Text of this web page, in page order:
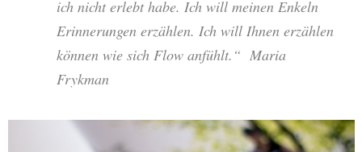
ich nicht erlebt habe. Ich will meinen Enkeln
Erinnerungen erzählen. Ich will Ihnen erzählen
können wie sich Flow anfühlt.“ Maria
Frykman